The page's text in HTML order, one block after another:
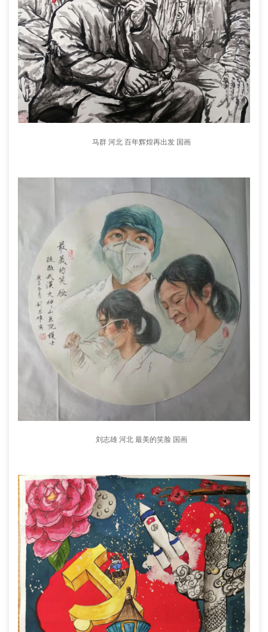
马群 河北 百年辉煌再出发 国画
刘志雄 河北 最美的笑脸 国画